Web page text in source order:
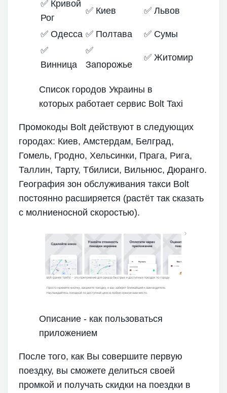
✅ Кривой
Рог
✅ Киев ✅ Львов
✅ Одесса ✅ Полтава
✅ Сумы
✅
Винница
✅
Запорожье
✅ Житомир
Список городов Украины в
которых работает сервис Bolt Taxi
Промокоды Bolt действуют в следующих
городах: Киев, Амстердам, Белград,
Гомель, Гродно, Хельсинки, Прага, Рига,
Таллин, Тарту, Тбилиси, Вильнюс, Дюранго.
География зон обслуживания такси Bolt
постоянно расширяется (растёт так сказать
с молниеносной скоростью).
Описание - как пользоваться
приложением
После того, как Вы совершите первую
поездку, вы сможете делиться своей
промкой и получать скидки на поездки в